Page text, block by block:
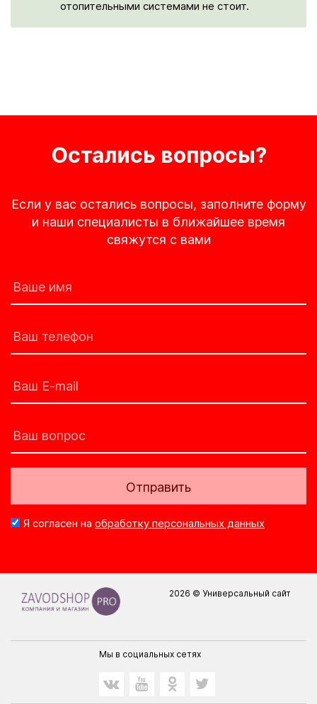
отопительными системами не стоит.
Остались вопросы?
Если у вас остались вопросы, заполните форму
и наши специалисты в ближайшее время
свяжутся с вами
Отправить
Я согласен на обработку персональных данных
2026 © Универсальный сайт
Мы в социальных сетях